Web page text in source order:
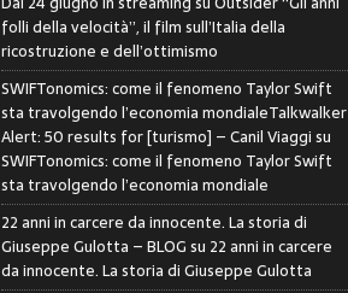
folli della velocità”, il film sull’Italia della
ricostruzione e dell’ottimismo
SWIFTonomics: come il fenomeno Taylor Swift
sta travolgendo l’economia mondialeTalkwalker
Alert: 50 results for [turismo] – Canil Viaggisu
SWIFTonomics: come il fenomeno Taylor Swift
sta travolgendo l’economia mondiale
22 anni in carcere da innocente. La storia di
Giuseppe Gulotta – BLOGsu 22 anni in carcere
da innocente. La storia di Giuseppe Gulotta